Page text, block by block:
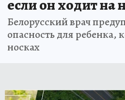
если он ходит на
Белорусский врач
опасность для ребенка,
носках